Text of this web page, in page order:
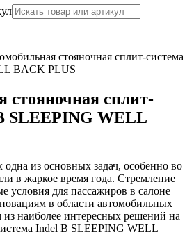
стояночная сплит-система
BACK PLUS
стояночная сплит-
SLEEPING WELL
из основных задач, особенно во
в жаркое время года. Стремление
условия для пассажиров в салоне
в области автомобильных
наиболее интересных решений на
Indel B SLEEPING WELL